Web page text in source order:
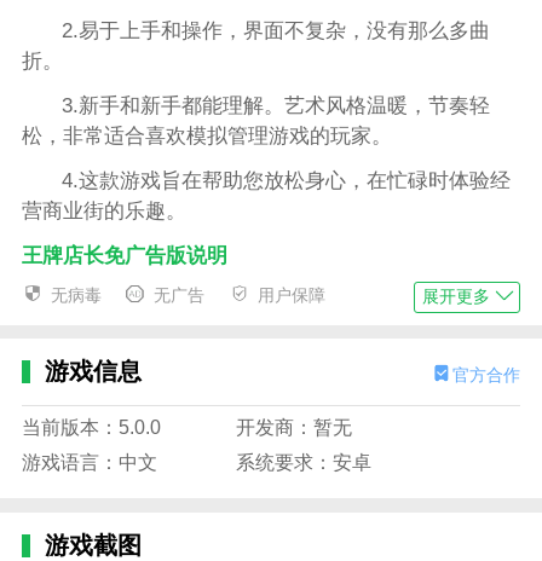
2.易于上手和操作，界面不复杂，没有那么多曲
折。
3.新手和新手都能理解。艺术风格温暖，节奏轻
松，非常适合喜欢模拟管理游戏的玩家。
4.这款游戏旨在帮助您放松身心，在忙碌时体验经
营商业街的乐趣。
王牌店长免广告版说明
1.您将确定店面的整体改进，以及在面对一堆空店
2.合理规划店铺的发展，如果能够覆盖整个城镇的
3.在游戏中，角色之间有着丰富的互动，玩家可以
根据自己的选择和动作影响游戏的发展。
提高了游戏的可玩性和重播价值。
无病毒 无广告 用户保障 展开更多
游戏信息 官方合作
当前版本：5.0.0
开发商：暂无
游戏语言：中文
系统要求：安卓
游戏截图